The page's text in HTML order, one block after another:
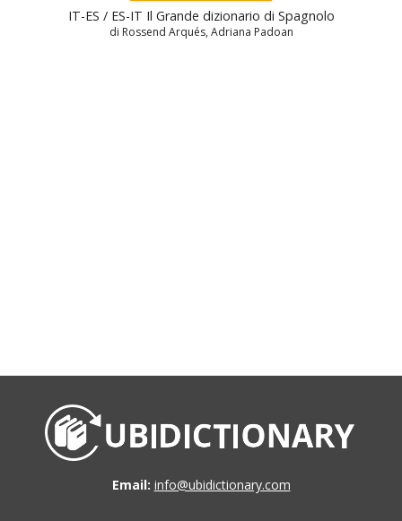
IT-ES / ES-IT Il Grande dizionario di Spagnolo
di Rossend Arqués, Adriana Padoan
Email: info@ubidictionary.com